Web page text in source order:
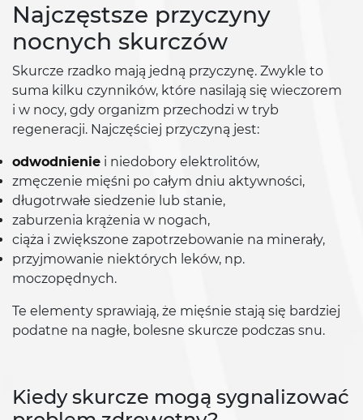
Najczęstsze przyczyny
nocnych skurczów
Skurcze rzadko mają jedną przyczynę. Zwykle to
suma kilku czynników, które nasilają się wieczorem
i w nocy, gdy organizm przechodzi w tryb
regeneracji. Najczęściej przyczyną jest:
odwodnienie i niedobory elektrolitów,
zmęczenie mięśni po całym dniu aktywności,
długotrwałe siedzenie lub stanie,
zaburzenia krążenia w nogach,
ciąża i zwiększone zapotrzebowanie na minerały,
przyjmowanie niektórych leków, np.
moczopędnych.
Te elementy sprawiają, że mięśnie stają się bardziej
podatne na nagłe, bolesne skurcze podczas snu.
Kiedy skurcze mogą sygnalizować